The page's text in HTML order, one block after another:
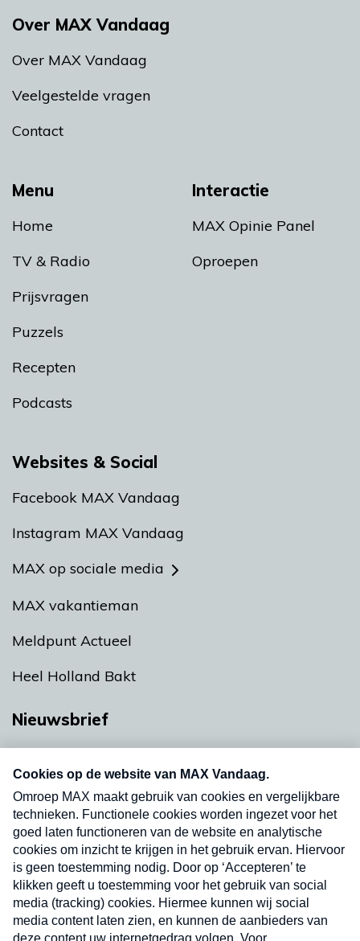
Menu
Home
TV & Radio
Prijsvragen
Puzzels
Recepten
Podcasts
Interactie
MAX Opinie Panel
Oproepen
Over MAX Vandaag
Over MAX Vandaag
Veelgestelde vragen
Contact
Websites & Social
Facebook MAX Vandaag
Instagram MAX Vandaag
MAX op sociale media
MAX vakantieman
Meldpunt Actueel
Heel Holland Bakt
Nieuwsbrief
nieuwsbrief. Elke vrijdag- en dinsdagochtend in
uw mailbox.
Verzend